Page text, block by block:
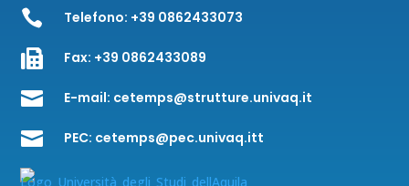
 Telefono: +39 0862433073
 Fax: +39 0862433089
 E-mail: cetemps@strutture.univaq.it
 PEC: cetemps@pec.univaq.itt